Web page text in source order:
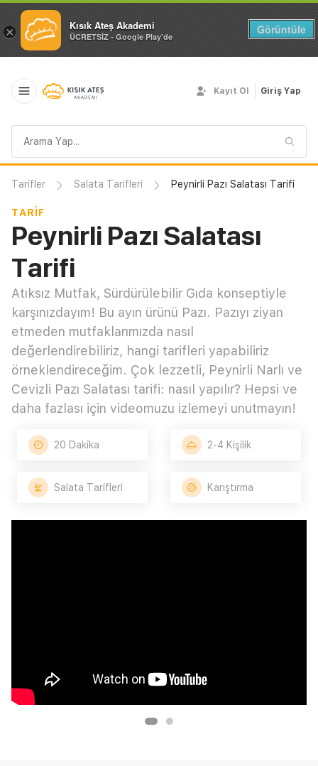
× Kısık Ateş Akademi
ÜCRETSİZ - Google Play'de
Görüntüle
sorgusu
Kayıt Ol Giriş Yap
Tarifler Salata Tarifleri Peynirli Pazı Salatası Tarifi
TARIF
Peynirli Pazı Salatası
Tarifi
Atıksız Mutfak, Sürdürülebilir Gıda konseptiyle
karşınızdayım! Bu ayın ürünü Pazı. Pazıyı ziyan
etmeden mutfaklarımızda nasıl
değerlendirebiliriz, hangi tarifleri yapabiliriz
örneklendireceğim. Çok lezzetli, Peynirli Narlı ve
Cevizli Pazı Salatası tarifi: nasıl yapılır? Hepsi ve
daha fazlası için videomuzu izlemeyi unutmayın!
20 Dakika 2-4 Kişilik
Salata Tarifleri Karıştırma